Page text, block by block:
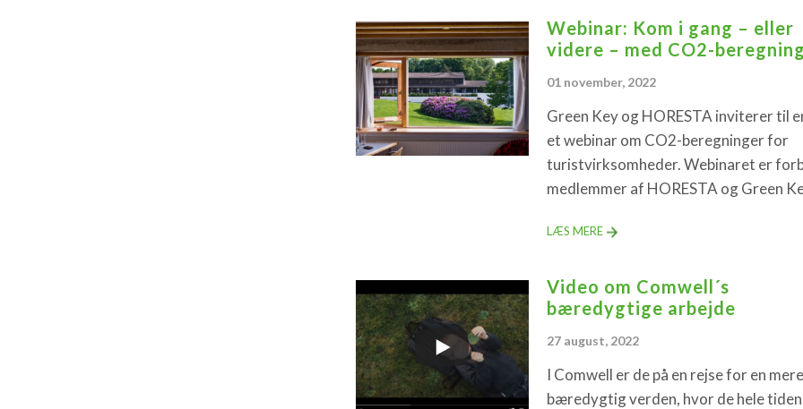
Webinar: Kom i gang – eller
videre – med CO2-beregning
01 november, 2022
Green Key og HORESTA inviterer til
et webinar om CO2-beregninger for
turistvirksomheder. Webinaret er
medlemmer af HORESTA og Green
LÆS MERE
Video om Comwell´s
bæredygtige arbejde
27 august, 2022
I Comwell er de på en rejse for en mere
bæredygtig verden, hvor de hele